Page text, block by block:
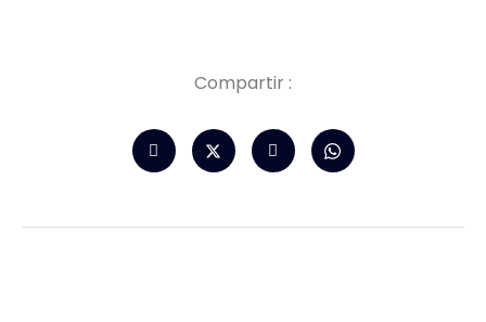
Compartir :